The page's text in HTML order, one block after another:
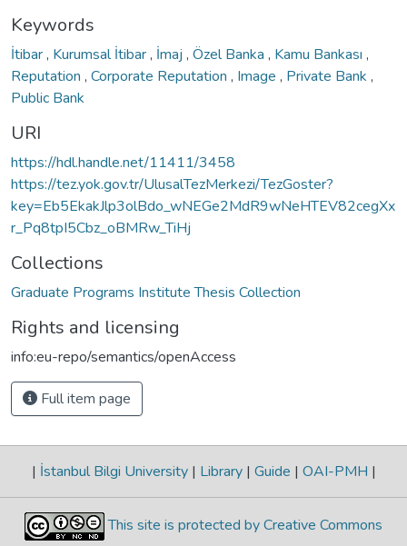
Keywords
İtibar, Kurumsal İtibar, İmaj , Özel Banka , Kamu Bankası ,
Reputation , Corporate Reputation , Image , Private Bank ,
Public Bank
URI
https://hdl.handle.net/11411/3458
https://tez.yok.gov.tr/UlusalTezMerkezi/TezGoster?
key=Eb5EkakJlp3olBdo_wNEGe2MdR9wNeHTEV82cegXx
r_Pq8tpI5Cbz_oBMRw_TiHj
Collections
Graduate Programs Institute Thesis Collection
Rights and licensing
info:eu-repo/semantics/openAccess
Full item page
| İstanbul Bilgi University | Library | Guide | OAI-PMH |
This site is protected by Creative Commons